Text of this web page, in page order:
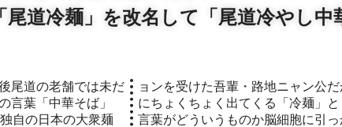
道冷麺」を改名して「尾道冷やし中
言葉「中華そば」
自の日本の大衆麺
ョンを受けた吾輩・路地ニャン公
にちょくちょく出てくる「冷麺」
言葉がどういうものか脳細胞に引